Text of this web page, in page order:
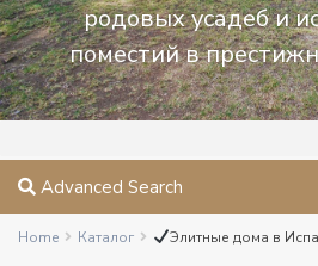
родовых усадеб и
поместий в
Advanced Search
Home Каталог Элитные дома в